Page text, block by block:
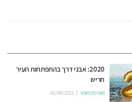
2020: אבני דרך בהתפתחות העיר
חריש
מערכת האתר 02/06/2022